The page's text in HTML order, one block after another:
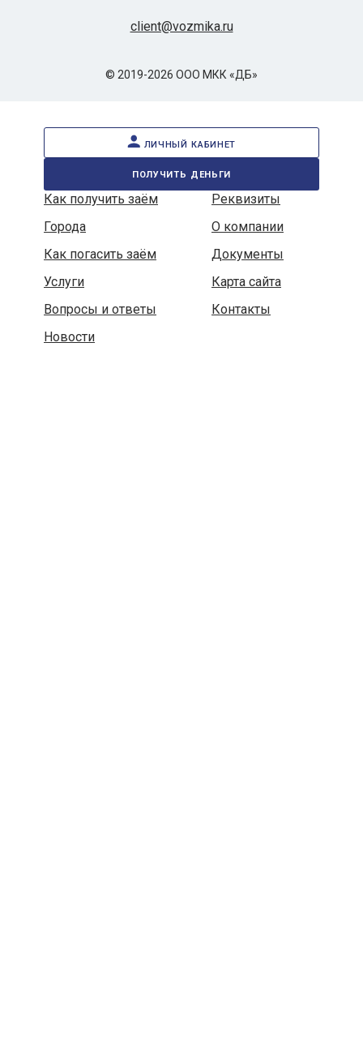
© 2019-2026 ООО МКК «ДБ»
client@vozmika.ru
личный кабинет
получить деньги
Как получить заём
Реквизиты
Города
О компании
Как погасить заём
Документы
Услуги
Карта сайта
Вопросы и ответы
Контакты
Новости